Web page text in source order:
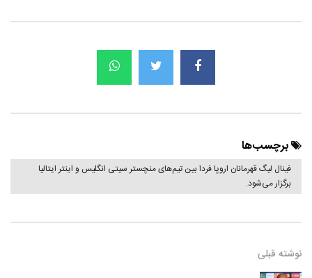
برچسب‌ها
فینال لیگ قهرمانان اروپا فردا بین تیم‌های منچستر سیتی انگلیس و اینتر ایتالیا
برگزار می‌شود.
نوشته قبلی